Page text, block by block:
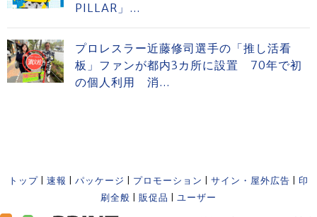
PILLAR」...
プロレスラー近藤修司選手の「推し活看
板」ファンが都内3カ所に設置 70年で初
の個人利用 消...
トップ 速報 パッケージ プロモーション サイン・屋外広告
印
刷全般
販促品 ユーザー